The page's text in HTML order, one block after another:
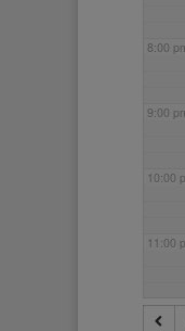
8:00
9:00
10:00
11:00